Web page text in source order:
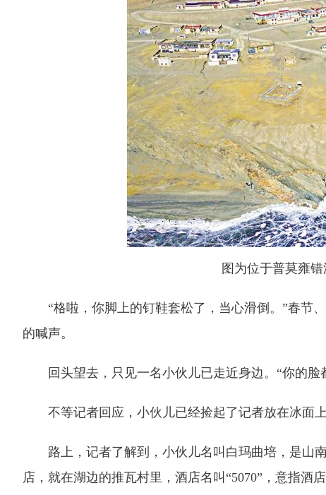
图为位于普莫雍
“格啦，你脚上的钉鞋套松了，当心滑倒。”春节、
的喊声。
回头望去，只见一名小伙儿已走近身边。“你的脸
不等记者回应，小伙儿已经捡起了记者放在冰面上
路上，记者了解到，小伙儿名叫白玛曲培，是山南
店，就在湖边的推瓦村里，酒店名叫“5070”，意指